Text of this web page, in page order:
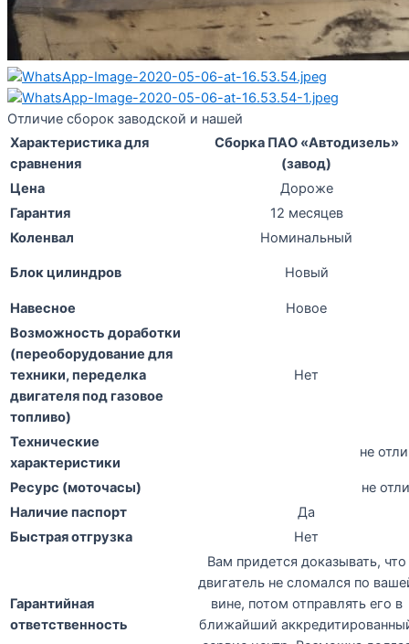
Отличие сборок заводской и нашей
Характеристика для
сравнения
Сборка ПАО «Автодизель»
(завод)
Цена
Дороже
Гарантия
12 месяцев
Коленвал
Номинальный
Блок цилиндров Новый
Навесное
Новое
Возможность доработки
(переоборудование для
техники, переделка
двигателя под газовое
топливо)
Нет
Технические
характеристики
не
Ресурс (моточасы)
не
Наличие паспорт
Да
Быстрая отгрузка
Нет
Гарантийная
ответственность
Вам придется доказывать, что
двигатель не сломался по
вине, потом отправлять его в
ближайший